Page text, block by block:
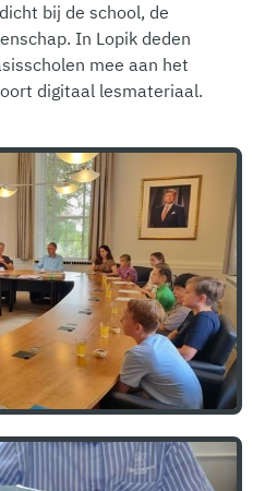
bij de school, de
In Lopik deden
mee aan het
digitaal lesmateriaal.